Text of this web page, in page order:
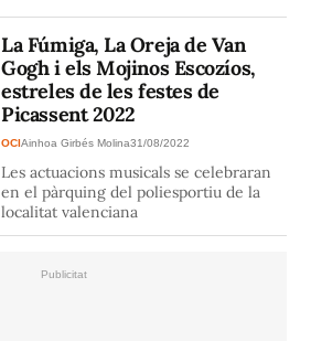
La Fúmiga, La Oreja de Van
Gogh i els Mojinos Escozíos,
estreles de les festes de
Picassent 2022
OCIAinhoa Girbés Molina31/08/2022
Les actuacions musicals se celebraran
en el pàrquing del poliesportiu de la
localitat valenciana